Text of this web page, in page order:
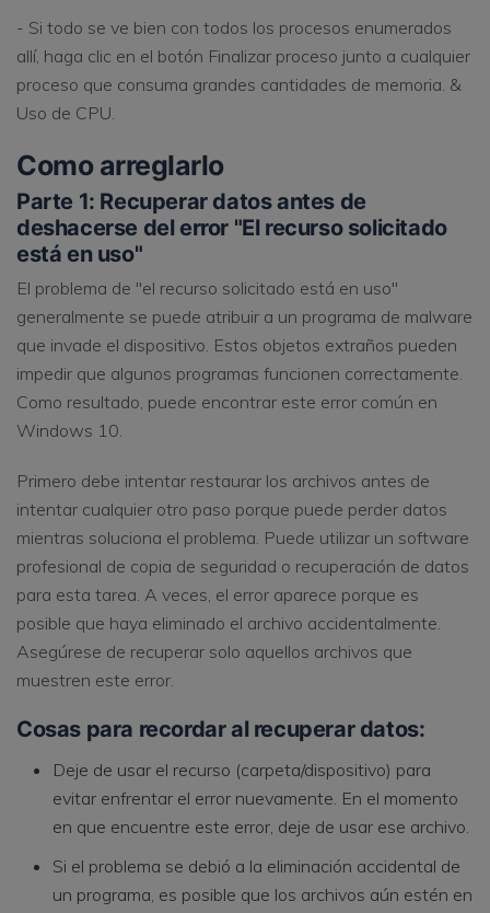
- Si todo se ve bien con todos los procesos enumerados
allí, haga clic en el botón Finalizar proceso junto a cualquier
proceso que consuma grandes cantidades de memoria. &
Uso de CPU.
Como arreglarlo
Parte 1: Recuperar datos antes de
deshacerse del error "El recurso solicitado
está en uso"
El problema de "el recurso solicitado está en uso"
generalmente se puede atribuir a un programa de malware
que invade el dispositivo. Estos objetos extraños pueden
impedir que algunos programas funcionen correctamente.
Como resultado, puede encontrar este error común en
Windows 10.
Primero debe intentar restaurar los archivos antes de
intentar cualquier otro paso porque puede perder datos
mientras soluciona el problema. Puede utilizar un software
profesional de copia de seguridad o recuperación de datos
para esta tarea. A veces, el error aparece porque es
posible que haya eliminado el archivo accidentalmente.
Asegúrese de recuperar solo aquellos archivos que
muestren este error.
Cosas para recordar al recuperar datos:
Deje de usar el recurso (carpeta/dispositivo) para
evitar enfrentar el error nuevamente. En el momento
en que encuentre este error, deje de usar ese archivo.
Si el problema se debió a la eliminación accidental de
un programa, es posible que los archivos aún estén en